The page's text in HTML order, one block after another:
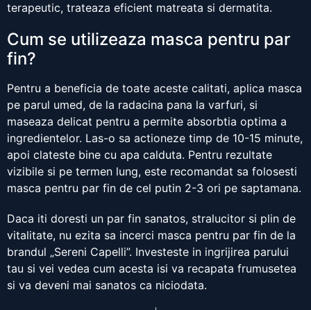
terapeutic, trateaza eficient matreata si dermatita.
Cum se utilizeaza masca pentru par
fin?
Pentru a beneficia de toate aceste calitati, aplica masca
pe parul umed, de la radacina pana la varfuri, si
maseaza delicat pentru a permite absorbtia optima a
ingredientelor. Las-o sa actioneze timp de 10-15 minute,
apoi clateste bine cu apa calduta. Pentru rezultate
vizibile si pe termen lung, este recomandat sa folosesti
masca pentru par fin de cel putin 2-3 ori pe saptamana.
Daca iti doresti un par fin sanatos, stralucitor si plin de
vitalitate, nu ezita sa incerci masca pentru par fin de la
brandul „Sereni Capelli”. Investeste in ingrijirea parului
tau si vei vedea cum acesta isi va recapata frumusetea
si va deveni mai sanatos ca niciodata.